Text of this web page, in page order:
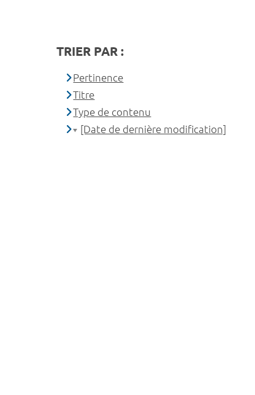
TRIER PAR :
Pertinence
Titre
Type de contenu
[Date de dernière modification]